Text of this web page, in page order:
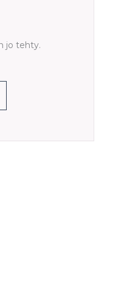
jo tehty.